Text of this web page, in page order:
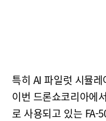
특히 AI 파일럿 시뮬
이번 드론쇼코리아에
로 사용되고 있는 FA-